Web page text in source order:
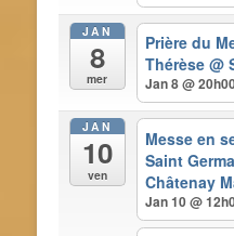
JAN
8
mer
Prière du
Thérèse@
Jan 8 @
JAN
10
ven
Messe en
Saint
Châtenay
Jan 10 @